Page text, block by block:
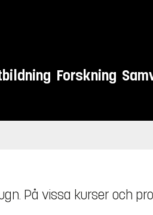
Forskning
På vissa kurser och